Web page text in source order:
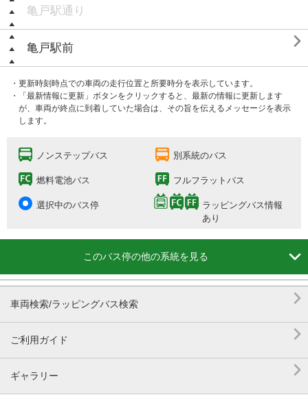
亀戸駅通り
亀戸駅前 
・更新時刻時点での車両の走行位置と所要時分を表示しています。
・「最新情報に更新」ボタンをクリックすると、最新の情報に更新します
が、車両が終点に到着していた場合は、その旨を伝えるメッセージを表示
します。
ノンステップバス 別系統のバス
燃料電池バス フルフラットバス
選択中のバス停
ラッピングバス情報
あり
このバス停の他の系統を見る 
車両検索/ラッピングバス検索 
ご利用ガイド 
ギャラリー 